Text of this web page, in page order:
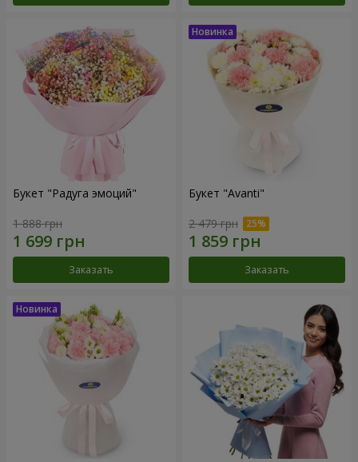
Букет "Радуга эмоций"
1 888 грн
Заказать
Букет "Avanti"
2 479 грн
Заказать